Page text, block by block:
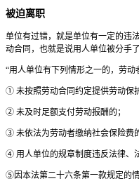
被迫离职
单位有过错，就是单位有一定的违
动合同，也就是说用人单位被分手了
“用人单位有下列情形之一的，劳动
① 未按照劳动合同约定提供劳动保
② 未及时足额支付劳动报酬的；
③ 未依法为劳动者缴纳社会保险费
④ 用人单位的规章制度违反法律、
⑤因本法第二十六条第一款规定的